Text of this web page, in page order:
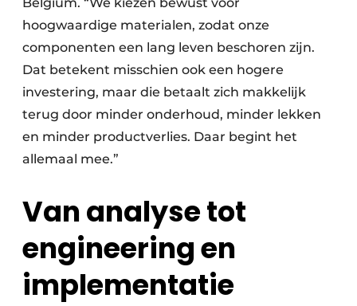
hoogwaardige materialen, zodat onze
componenten een lang leven beschoren zijn.
Dat betekent misschien ook een hogere
investering, maar die betaalt zich makkelijk
terug door minder onderhoud, minder lekken
en minder productverlies. Daar begint het
allemaal mee.”
Van analyse tot
engineering en
implementatie